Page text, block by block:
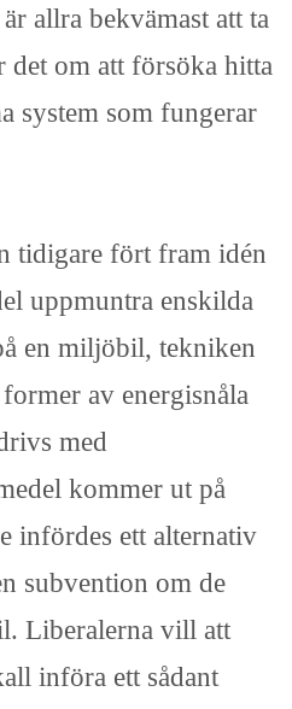
allra bekvämast att ta
det om att försöka hitta
system som fungerar
tidigare fört fram idén
uppmuntra enskilda
en miljöbil, tekniken
av energisnåla
med
kommer ut på
infördes ett alternativ
subvention om de
Liberalerna vill att
införa ett sådant